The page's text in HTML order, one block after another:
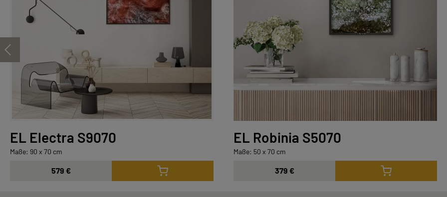
EL Electra S9070
Maße: 90 x 70 cm
579 €
EL Robinia S5070
Maße: 50 x 70 cm
379 €